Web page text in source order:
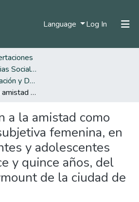
Language Log In (current)
Statistics
Facultad de Ciencias Sociales y Humanas
Maestria en Educación y Desarrollo Humano
Aproximación a la amistad como experiencia subjetiva femenina, en preadolescentes y adolescentes entre los doce y quince años, del colegio Marymount de la ciudad de Medellín
a la amistad como
femenina, en
y adolescentes
y quince años, del
de la ciudad de